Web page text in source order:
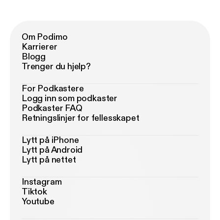
Om Podimo
Karrierer
Blogg
Trenger du hjelp?
For Podkastere
Logg inn som podkaster
Podkaster FAQ
Retningslinjer for fellesskapet
Lytt på iPhone
Lytt på Android
Lytt på nettet
Instagram
Tiktok
Youtube